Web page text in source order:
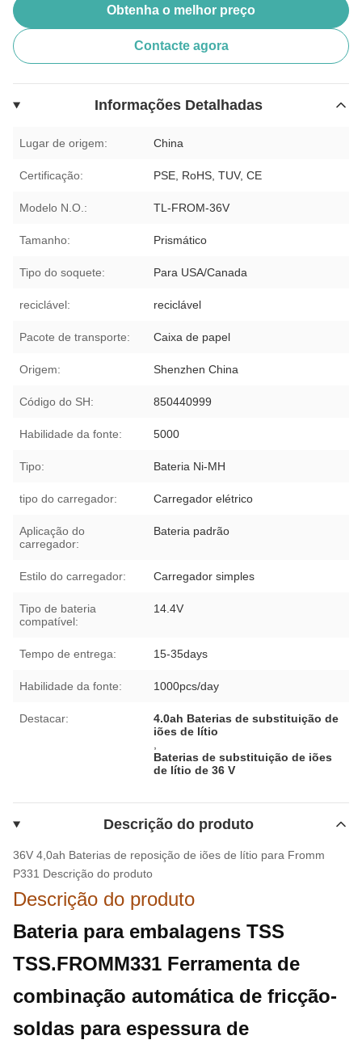
Obtenha o melhor preço
Contacte agora
Informações Detalhadas
Lugar de origem: China
Certificação: PSE, RoHS, TUV, CE
Modelo N.O.: TL-FROM-36V
Tamanho: Prismático
Tipo do soquete: Para USA/Canada
reciclável: reciclável
Pacote de transporte: Caixa de papel
Origem: Shenzhen China
Código do SH: 850440999
Habilidade da fonte: 5000
Tipo: Bateria Ni-MH
tipo do carregador: Carregador elétrico
Aplicação do
carregador:
Bateria padrão
Estilo do carregador: Carregador simples
Tipo de bateria
compatível:
14.4V
Tempo de entrega: 15-35days
Habilidade da fonte: 1000pcs/day
Destacar:
4.0ah Baterias de substituição de
iões de lítio
Baterias de substituição de iões
de lítio de 36 V
Descrição do produto
36V 4,0ah Baterias de reposição de iões de lítio para Fromm
P331 Descrição do produto
Descrição do produto
Bateria para embalagens TSS
TSS.FROMM331 Ferramenta de
combinação automática de fricção-
soldas para espessura de